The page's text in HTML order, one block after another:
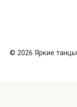
© 2026 Яркие танцы